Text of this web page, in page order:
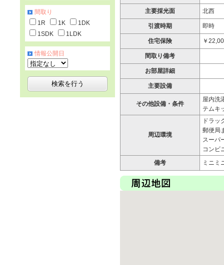
主要採光面 北西
引渡時期 即時
住宅保険 ￥
間取り備考
お部屋詳細
主要設備
その他設備・条件
屋内洗
テムキ
周辺環境
ドラッ
郵便局
スーパ
コンビ
備考
ミニミ
間取り
1R
1K
1DK
1SDK
1LDK
情報公開日